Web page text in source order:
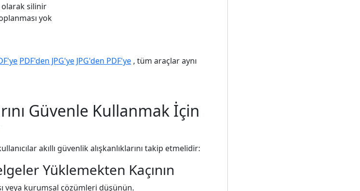
silinir
yok
PDF'den JPG'ye JPG'den PDF'ye , tüm araçlar aynı
Güvenle Kullanmak İçin
akıllı güvenlik alışkanlıklarını takip etmelidir:
Yüklemekten Kaçının
veya kurumsal çözümleri düşünün.